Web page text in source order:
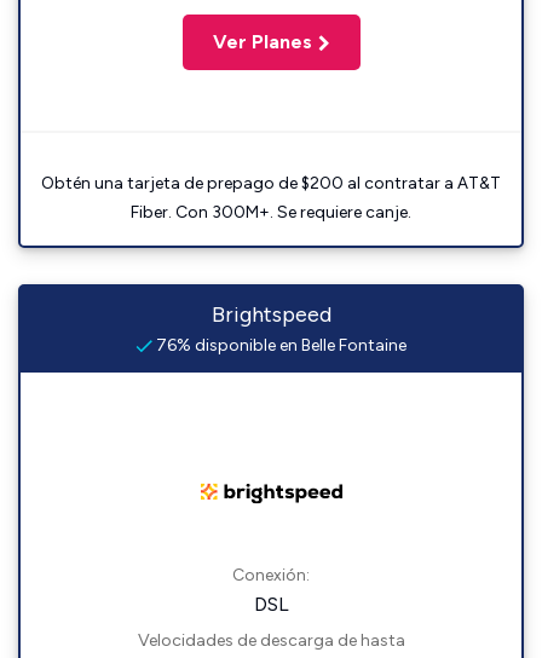
Ver Planes
Obtén una tarjeta de prepago de $200 al contratar a AT&T
Fiber. Con 300M+. Se requiere canje.
Brightspeed
76% disponible en Belle Fontaine
Conexión:
DSL
Velocidades de descarga de hasta